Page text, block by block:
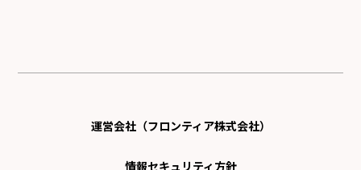
運営会社（フロンティア株式会社）
情報セキュリティ方針